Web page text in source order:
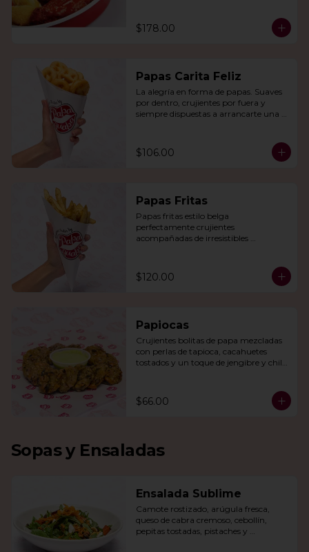
$178.00
Papas Carita Feliz
La alegría en forma de papas. Suaves
por dentro, crujientes por fuera y
siempre dispuestas a arrancarte una
$106.00
Papas Fritas
Papas fritas estilo belga
perfectamente crujientes
acompañadas de irresistibles
$120.00
Papiocas
Crujientes bolitas de papa mezcladas
con perlas de tapioca, cacahuetes
tostados y un toque de jengibre y chile
$66.00
Sopas y Ensaladas
Ensalada Sublime
Camote rostizado, arúgula fresca,
queso de cabra cremoso, cebollín,
pepitas tostadas, pistaches y